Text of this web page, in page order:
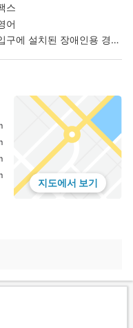
스
어
구에 설치된 장애인용 경사
지도에서 보기